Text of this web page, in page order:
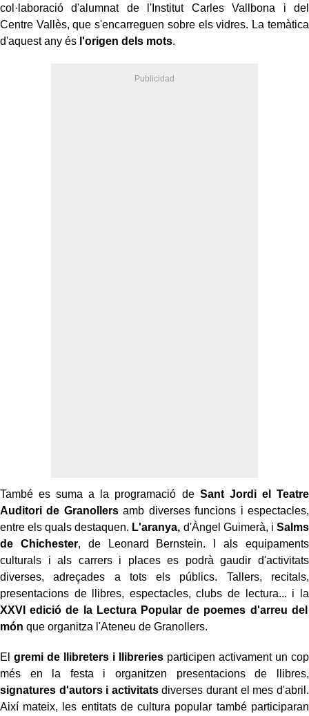
col·laboració d'alumnat de l'Institut Carles Vallbona i del
Centre Vallès, que s'encarreguen sobre els vidres. La temàtica
d'aquest any és l'origen dels mots.
També es suma a la programació de Sant Jordi el Teatre
Auditori de Granollersamb diverses funcions i espectacles,
entre els quals destaquen. L'aranya, d'Àngel Guimerà, i Salms
de Chichester, de Leonard Bernstein. I als equipaments
culturals i als carrers i places es podrà gaudir d'activitats
diverses, adreçades a tots els públics. Tallers, recitals,
presentacions de llibres, espectacles, clubs de lectura... i la
XXVI edició de la Lectura Popular de poemes d'arreu del
món que organitza l'Ateneu de Granollers.
El gremi de llibreters i llibreriesparticipen activament un cop
més en la festa i organitzen presentacions de llibres,
signatures d'autors i activitatsdiverses durant el mes d'abril.
Així mateix, les entitats de cultura popular també participaran